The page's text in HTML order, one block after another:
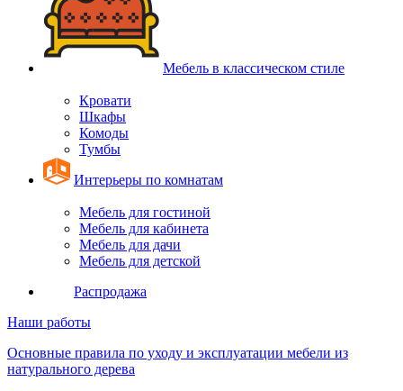
Мебель в классическом стиле
Кровати
Шкафы
Комоды
Тумбы
Интерьеры по комнатам
Мебель для гостиной
Мебель для кабинета
Мебель для дачи
Мебель для детской
Распродажа
Наши работы
Основные правила по уходу и эксплуатации мебели из
натурального дерева